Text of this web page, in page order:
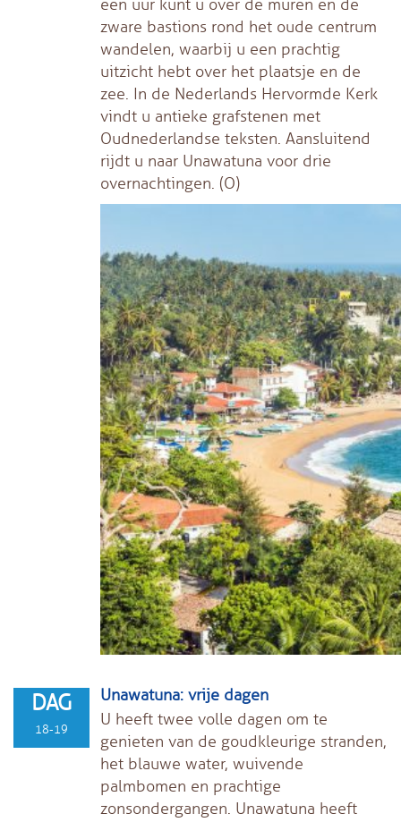
een uur kunt u over de muren en de
zware bastions rond het oude centrum
wandelen, waarbij u een prachtig
uitzicht hebt over het plaatsje en de
zee. In de Nederlands Hervormde Kerk
vindt u antieke grafstenen met
Oudnederlandse teksten. Aansluitend
rijdt u naar Unawatuna voor drie
overnachtingen. (O)
DAG
18-19
Unawatuna: vrije dagen
U heeft twee volle dagen om te
genieten van de goudkleurige stranden,
het blauwe water, wuivende
palmbomen en prachtige
zonsondergangen. Unawatuna heeft